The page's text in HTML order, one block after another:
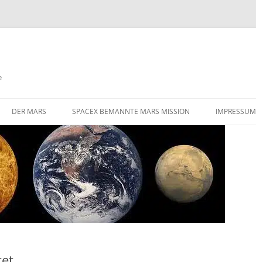
STARLINK SATELLITEN NETZWERK
DER MARS
DIE HERAUSFORDERUNGEN EINER
BEMANNTEN MARS MISSION
FLÜGE ZUM MARS
GIBT ES AKTIVE VULKANISMUS
AUF DEM MARS
SPACEX BEMANNTE MARS MISSION IMPRESSUM